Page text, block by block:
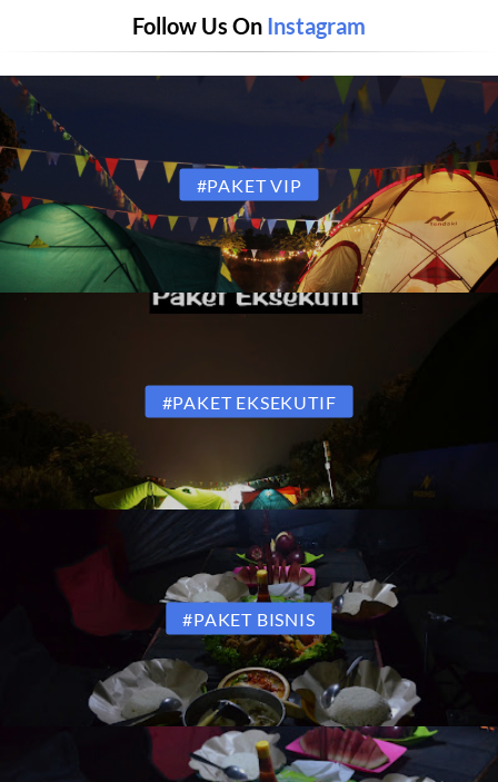
Follow Us On Instagram
#PAKET VIP
#PAKET EKSEKUTIF
#PAKET BISNIS